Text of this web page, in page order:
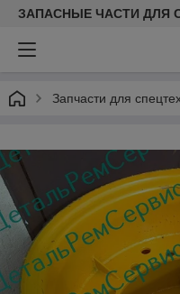
ЗАПАСНЫЕ ЧАСТИ ДЛЯ
Запчасти для